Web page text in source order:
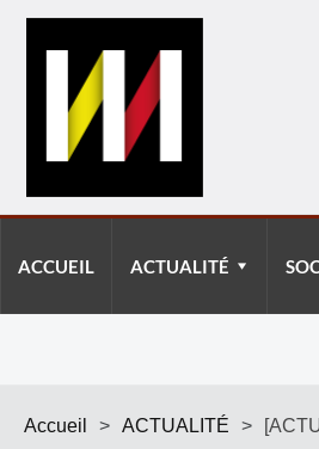
ACCUEIL ACTUALITÉ
Accueil > ACTUALITÉ >